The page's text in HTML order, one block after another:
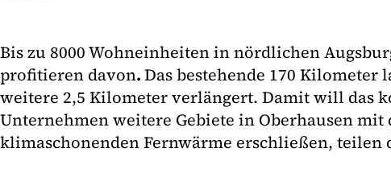
Bis zu 8000 Wohneinheiten in nördlichen
profitieren davon.Das bestehende 170 Kilometer
weitere 2,5 Kilometer verlängert. Damit will das
Unternehmen weitere Gebiete in Oberhausen mit
klimaschonenden Fernwärme erschließen, teilen